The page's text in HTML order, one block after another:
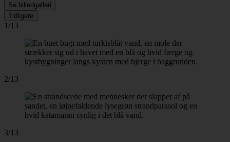
Se billedgalleri
Tidligere
1/13
2/13
3/13